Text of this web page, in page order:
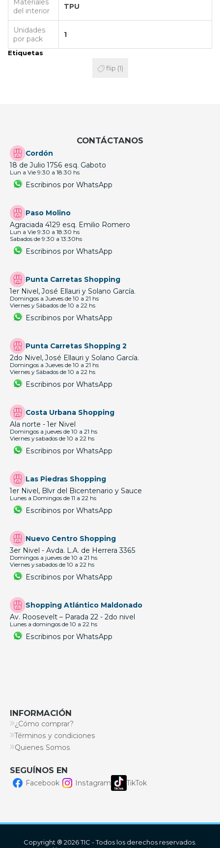
Materiales
del interior
TPU
Unidades
por pack
1
Etiquetas
flip (1)
CONTÁCTANOS
Cordón
18 de Julio 1756 esq. Gaboto
Lun a Vie 9:30 a 18:30 hs
Escribinos por WhatsApp
Paso Molino
Agraciada 4129 esq. Emilio Romero
Lun a Vie 9:30 a 18:30 hs
Sabados de 9:30 a 13:30hs
Escribinos por WhatsApp
Punta Carretas Shopping
1er Nivel, José Ellauri y Solano García.
Domingos a Jueves de 10 a 21 hs
Viernes y Sábados de 10 a 22 hs
Escribinos por WhatsApp
Punta Carretas Shopping 2
2do Nivel, José Ellauri y Solano García.
Domingos a Jueves de 10 a 21 hs
Viernes y Sábados de 10 a 22 hs
Escribinos por WhatsApp
Costa Urbana Shopping
Ala norte - 1er Nivel
Domingos a jueves de 10 a 21 hs
Viernes y sabados de 10 a 22 hs
Escribinos por WhatsApp
Las Piedras Shopping
1er Nivel, Blvr del Bicentenario y Sauce
Lunes a Domingos de 11 a 22 hs
Escribinos por WhatsApp
Nuevo Centro Shopping
3er Nivel - Avda. L.A. de Herrera 3365
Domingos a jueves de 10 a 21 hs
Viernes y sabados de 10 a 22 hs
Escribinos por WhatsApp
Shopping Atlántico Maldonado
Av. Roosevelt – Parada 22 - 2do nivel
Lunes a domingos de 10 a 22 hs
Escribinos por WhatsApp
INFORMACIÓN
¿Cómo comprar?
Términos y condiciones
Quienes Somos
SEGUÍNOS EN
Facebook Instagram TikTok
Copyright ® 2026 TIC - Todos los derechos reservados.